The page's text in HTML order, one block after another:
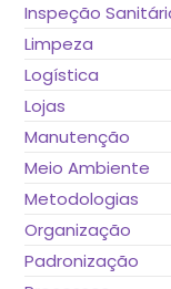
Inspeção
Limpeza
Logística
Lojas
Manutenção
Meio Ambiente
Metodologias
Organização
Padronização